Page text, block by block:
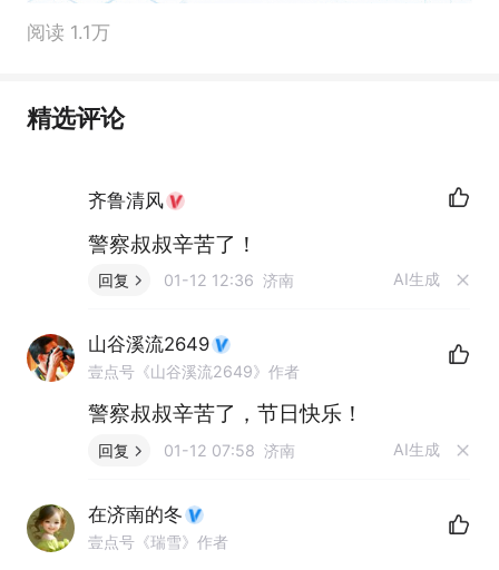
阅读 1.1万
精选评论
齐鲁清风
警察叔叔辛苦了！
回复 01-12 12:36 济南 AI生成
山谷溪流2649
壹点号《山谷溪流2649》作者
警察叔叔辛苦了，节日快乐！
回复 01-12 07:58 济南 AI生成
在济南的冬
壹点号《瑞雪》作者